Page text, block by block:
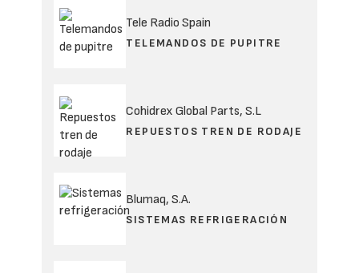
Tele Radio Spain
TELEMANDOS DE PUPITRE
Cohidrex Global Parts, S.L
REPUESTOS TREN DE RODAJE
Blumaq, S.A.
SISTEMAS REFRIGERACIÓN